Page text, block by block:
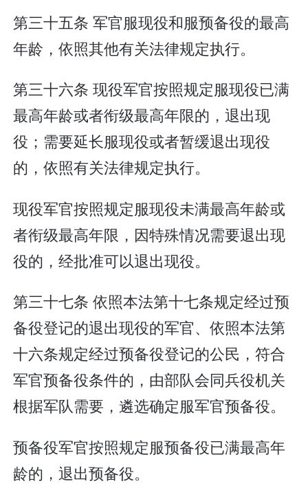
第三十五条 军官服现役和服预备役的最高
年龄，依照其他有关法律规定执行。
第三十六条 现役军官按照规定服现役已满
最高年龄或者衔级最高年限的，退出现
役；需要延长服现役或者暂缓退出现役
的，依照有关法律规定执行。
现役军官按照规定服现役未满最高年龄或
者衔级最高年限，因特殊情况需要退出现
役的，经批准可以退出现役。
第三十七条 依照本法第十七条规定经过预
备役登记的退出现役的军官、依照本法第
十六条规定经过预备役登记的公民，符合
军官预备役条件的，由部队会同兵役机关
根据军队需要，遴选确定服军官预备役。
预备役军官按照规定服预备役已满最高年
龄的，退出预备役。